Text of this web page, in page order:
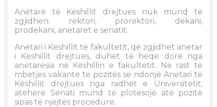
Anëtarë të Këshillit drejtues nuk mund të
zgjidhen: rektori, prorektori, dekani,
prodekani, anëtarët e senatit.
Anëtari i Këshillit të fakultetit, që zgjidhet anëtar
i Këshillit drejtues, duhet të heqë dorë nga
anëtarësia në Këshillin e fakultetit. Në rast të
mbetjes vakante të pozitës së ndonjë Anëtari të
Këshillit drejtues nga radhët e Universitetit,
atëherë Senati mund të plotësojë atë pozitë
sipas të njëjtës procedurë.